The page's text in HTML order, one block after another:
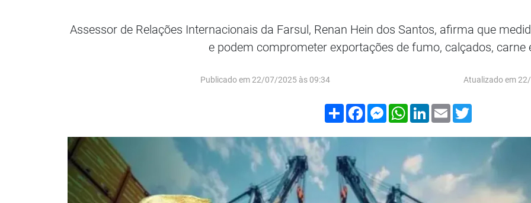
Assessor de Relações Internacionais da Farsul, Renan Hein dos Santos, afirma que
e podem comprometer exportações de fumo, calçados, carne
Publicado em 22/07/2025 às 09:34 Atualizado em
Compartilhar
FacebookMessenger
WhatsApp
LinkedIn
Email